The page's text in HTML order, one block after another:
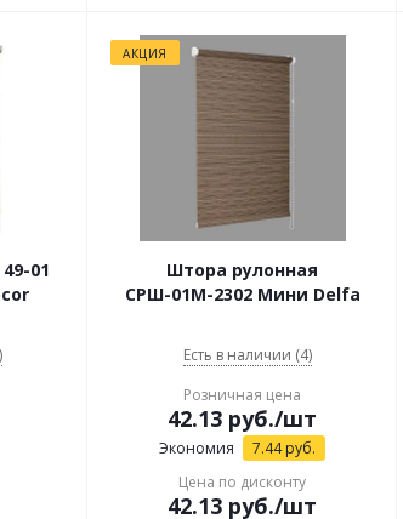
01
АКЦИЯ
Штора рулонная
СРШ-01М-2302 Мини Delfa
Есть в наличии (4)
Розничная цена
42.13 руб./шт
Экономия 7.44руб.
Цена по дисконту
42.13 руб./шт